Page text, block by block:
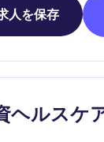
人を保存
ヘルスケ